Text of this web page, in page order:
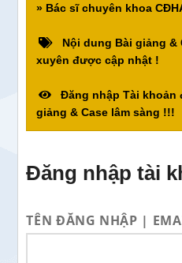
» Bác sĩ chuyên khoa
Nội dung Bài giảng &
xuyên được cập nhật !
Đăng nhập Tài khoản
giảng & Case lâm sàng !!!
Đăng nhập tài
TÊN ĐĂNG NHẬP |